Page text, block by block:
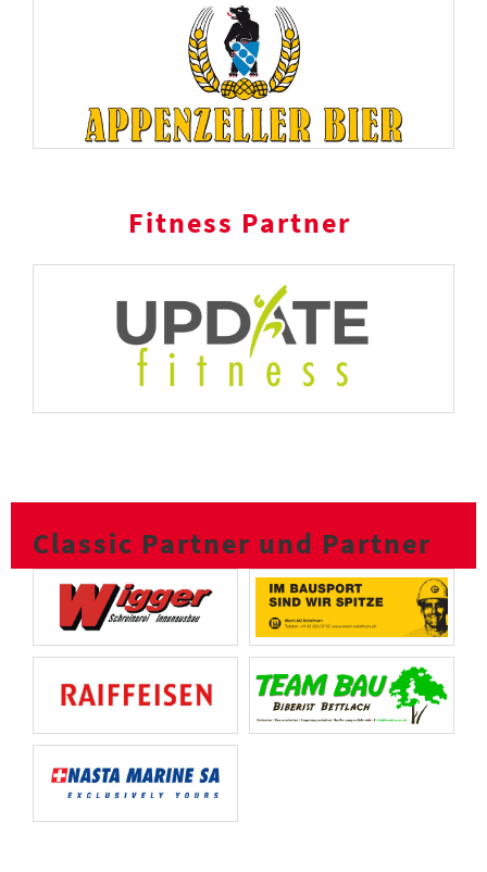
Fitness Partner
Classic Partner und Partner